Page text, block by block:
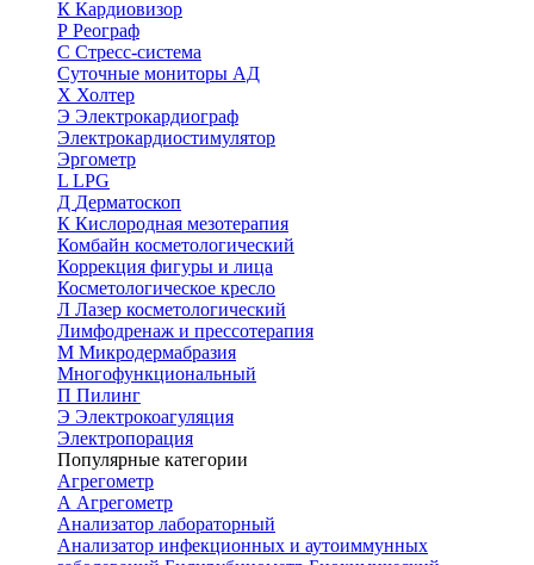
К Кардиовизор
Р Реограф
С Стресс-система
Суточные мониторы АД
Х Холтер
Э Электрокардиограф
Электрокардиостимулятор
Эргометр
L LPG
Д Дерматоскоп
К Кислородная мезотерапия
Комбайн косметологический
Коррекция фигуры и лица
Косметологическое кресло
Л Лазер косметологический
Лимфодренаж и прессотерапия
М Микродермабразия
Многофункциональный
П Пилинг
Э Электрокоагуляция
Электропорация
Популярные категории
Агрегометр
А Агрегометр
Анализатор лабораторный
Анализатор инфекционных и аутоиммунных